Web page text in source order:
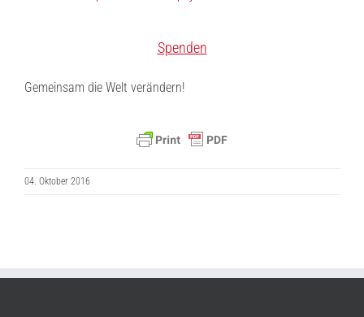
Spenden
Gemeinsam die Welt verändern!
04. Oktober 2016